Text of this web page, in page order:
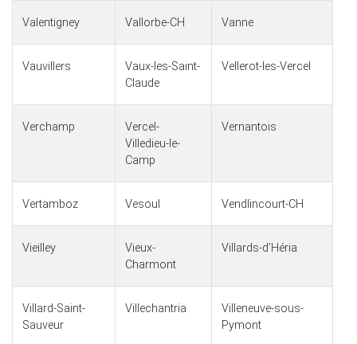
Valentigney Vallorbe-CH Vanne
Vauvillers
Vaux-les-Saint-
Claude
Vellerot-les-Vercel
Verchamp
Vercel-
Villedieu-le-
Camp
Vernantois
Vertamboz Vesoul Vendlincourt-CH
Vieilley
Vieux-
Charmont
Villards-dʼHéria
Villard-Saint-
Sauveur
Villechantria
Villeneuve-sous-
Pymont